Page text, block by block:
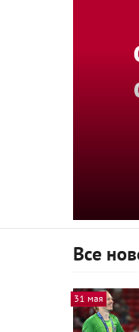
Все
31 мая